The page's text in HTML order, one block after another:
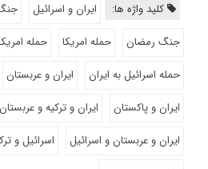
کلید واژه ها: ایران و اسرائیل
جنگ رمضان
حمله امریکا
حمله
حمله اسرائیل به ایران
ایران و عربستان
ایران و پاکستان
ایران و ترکیه و عربستان
ایران و عربستان و اسرائیل
اسرائیل و